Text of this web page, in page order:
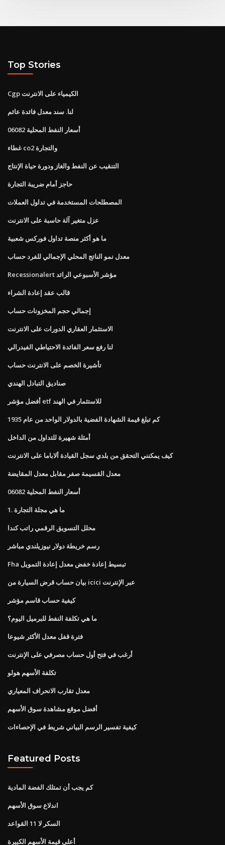
Top Stories
Cgp الكيمياء على الانترنت
لنا. سند معدل فائدة عائم
أسعار النفط المحلية 06082
غطاء co2 والتجارة
التنقيب عن النفط والغاز ودورة حياة الإنتاج
حاجز أمام ضريبة التجارة
المصطلحات المستخدمة في تداول العملات
عزل متغير آلة حاسبة على الانترنت
ما هو أكثر منصة تداول فوركس شعبية
معدل نمو الناتج المحلي الإجمالي للفرد حساب
Recessionalert مؤشر الأسبوعي الرائد
قالب عقد إعادة الشراء
إجمالي حجم المخزونات حساب
الاستثمار العقاري الدورات على الانترنت
لنا رفع سعر الفائدة الاحتياطي الفيدرالي
تأشيرة الخصم على الانترنت حساب
صناديق التبادل الهندي
أفضل مؤشر etf للاستثمار في الهند
كم تبلغ قيمة الشهادة الفضية بالدولار الواحد من عام 1935
أمثلة شهيرة للتداول من الداخل
كيف يمكنني التحقق من بلدي سجل القيادة ألاباما على الانترنت
معدل القسيمة صفر مقابل معدل المقايضة
أسعار النفط المحلية 06082
1. ما هي مجلة التجارة
محلل التسويق الرقمي راتب كندا
رسم خريطة دولار نيوزيلندي مباشر
Fha تبسيط إعادة خفض معدل إعادة التمويل
بيان حساب قرض السيارة من icici عبر الإنترنت
كيفية حساب قاسم مؤشر
ما هي تكلفة النفط للبرميل اليوم؟
فترة قفل معدل الأكثر شيوعا
أرغب في فتح أول حساب مصرفي على الإنترنت
تكلفة الأسهم هولو
معدل تقارب الانحراف المعياري
أفضل موقع مشاهدة سوق الأسهم
كيفية تفسير الرسم البياني شريط في الإحصاءات
Featured Posts
كم يجب أن تمتلك الفضة المادية
اندلاع سوق الأسهم
السكر لا 11 القواعد
أعلى قيمة الأسهم الكبيرة